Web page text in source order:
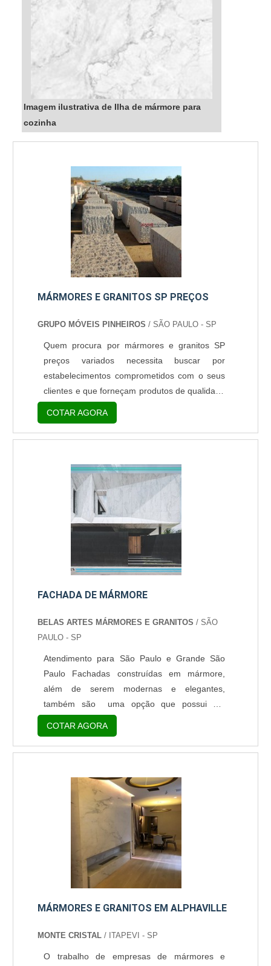
Imagem ilustrativa de Ilha de mármore para
cozinha
MÁRMORES E GRANITOS SP PREÇOS
GRUPO MÓVEIS PINHEIROS / SÃO PAULO - SP
Quem procura por mármores e granitos SP
preços variados necessita buscar por
estabelecimentos comprometidos com o seus
clientes e que forneçam produtos de qualidade
e que estejam de acordo com as exigências
dos compradores. Portanto, alguns fatores
devem ser levados em consideração antes
Primeiramente, a sugestão mais mais indicada
é realizar uma pesquisa de mercado das
empresas de mármore e granito que fornecem
COTAR AGORA
FACHADA DE MÁRMORE
BELAS ARTES MÁRMORES E GRANITOS / SÃO
PAULO - SP
Atendimento para São Paulo e Grande São
Paulo Fachadas construídas em mármore,
além de serem modernas e elegantes,
também são uma opção que possui um
excelente custo-benefício devido à resistência
deste tipo de pedra, que garante longa
durabilidade à estrutura. Uma fachada de
torna versátil, podendo ser aplicada nos mais
variados projetos arquitetônicos, como casas,
prédios residenciais ou comerciais e e....
COTAR AGORA
MÁRMORES E GRANITOS EM ALPHAVILLE
MONTE CRISTAL / ITAPEVI - SP
O trabalho de empresas de mármores e